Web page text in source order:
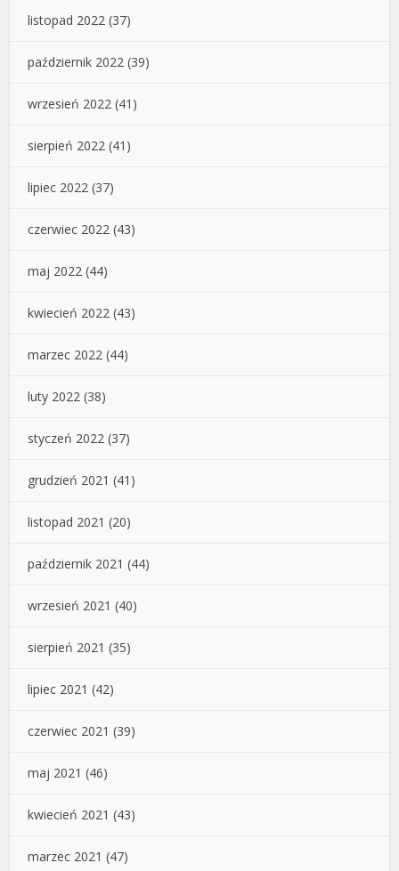
listopad 2022 (37)
październik 2022 (39)
wrzesień 2022 (41)
sierpień 2022 (41)
lipiec 2022 (37)
czerwiec 2022 (43)
maj 2022 (44)
kwiecień 2022 (43)
marzec 2022 (44)
luty 2022 (38)
styczeń 2022 (37)
grudzień 2021 (41)
listopad 2021 (20)
październik 2021 (44)
wrzesień 2021 (40)
sierpień 2021 (35)
lipiec 2021 (42)
czerwiec 2021 (39)
maj 2021 (46)
kwiecień 2021 (43)
marzec 2021 (47)